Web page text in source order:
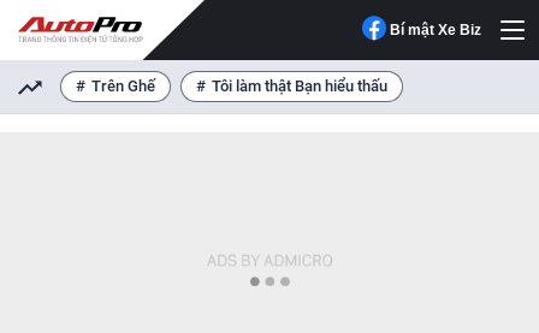
Bí mật Xe Biz
Trên Ghế Tôi làm thật Bạn hiểu thấu